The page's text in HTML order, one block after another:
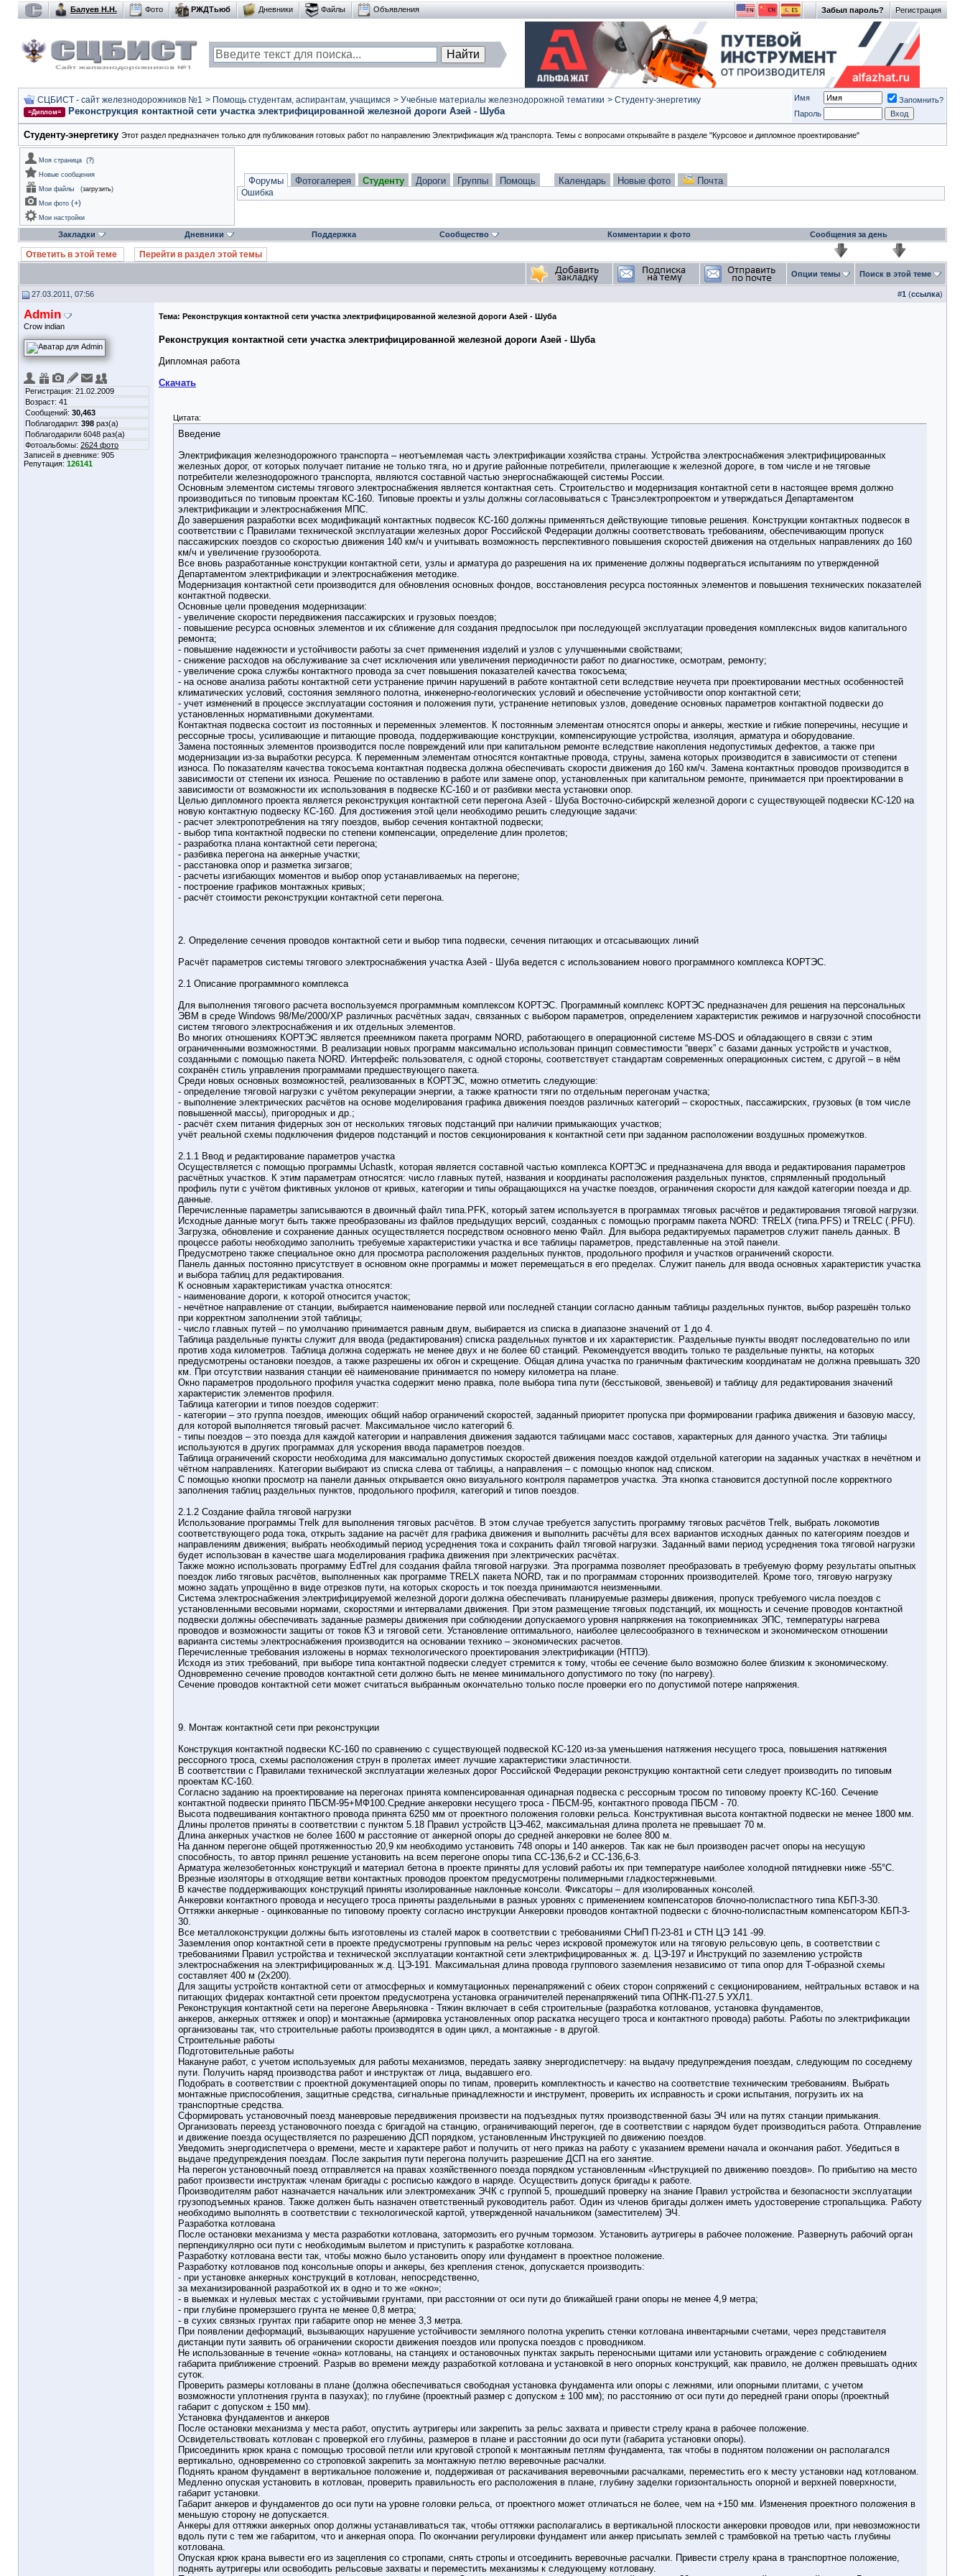
Регистрация
Забыл пароль?
Балуев Н.Н. Фото РЖДТьюб Дневники Файлы Объявления
СЦБИСТ - сайт железнодорожников №1 > Помощь студентам, аспирантам, учащимся > Учебные материалы железнодорожной тематики > Студенту-энергетику
=Диплом= Реконструкция контактной сети участка электрифицированной железной дороги Азей - Шуба
Имя
Запомнить?
Пароль
Студенту-энергетику Этот раздел предназначен только для публикования готовых работ по направлению Электрификация ж/д транспорта. Темы с вопросами открывайте в разделе "Курсовое и дипломное проектирование"
Моя страница (?)
Новые сообщения
Мои файлы
(загрузить)
Мои фото (+)
Мои настройки
Форумы Фотогалерея Студенту Дороги Группы Помощь Календарь Новые фото Почта
Ошибка
Закладки Дневники Поддержка Сообщество Комментарии к фото Сообщения за день
Ответить в этой теме Перейти в раздел этой темы
Опции темы Поиск в этой теме
27.03.2011, 07:56 #1 (ссылка)
Admin
Crow indian
Регистрация: 21.02.2009
Возраст: 41
Сообщений: 30,463
Поблагодарил: 398 раз(а)
Поблагодарили 6048 раз(а)
Фотоальбомы: 2624 фото
Записей в дневнике: 905
Репутация: 126141
Тема: Реконструкция контактной сети участка электрифицированной железной дороги Азей - Шуба
Реконструкция контактной сети участка электрифицированной железной дороги Азей - Шуба
Дипломная работа
Скачать
Цитата:
Введение
Электрификация железнодорожного транспорта – неотъемлемая часть электрификации хозяйства страны. Устройства электроснабжения электрифицированных
железных дорог, от которых получает питание не только тяга, но и другие районные потребители, прилегающие к железной дороге, в том числе и не тяговые
потребители железнодорожного транспорта, являются составной частью энергоснабжающей системы России.
Основным элементом системы тягового электроснабжения является контактная сеть. Строительство и модернизация контактной сети в настоящее время должно
производиться по типовым проектам КС-160. Типовые проекты и узлы должны согласовываться с Трансэлектропроектом и утверждаться Департаментом
электрификации и электроснабжения МПС.
До завершения разработки всех модификаций контактных подвесок КС-160 должны применяться действующие типовые решения. Конструкции контактных подвесок в
соответствии с Правилами технической эксплуатации железных дорог Российской Федерации должны соответствовать требованиям, обеспечивающим пропуск
пассажирских поездов со скоростью движения 140 км/ч и учитывать возможность перспективного повышения скоростей движения на отдельных направлениях до 160
км/ч и увеличение грузооборота.
Все вновь разработанные конструкции контактной сети, узлы и арматура до разрешения на их применение должны подвергаться испытаниям по утвержденной
Департаментом электрификации и электроснабжения методике.
Модернизация контактной сети производится для обновления основных фондов, восстановления ресурса постоянных элементов и повышения технических показателей
контактной подвески.
Основные цели проведения модернизации:
- увеличение скорости передвижения пассажирских и грузовых поездов;
- повышение ресурса основных элементов и их сближение для создания предпосылок при последующей эксплуатации проведения комплексных видов капитального
ремонта;
- повышение надежности и устойчивости работы за счет применения изделий и узлов с улучшенными свойствами;
- снижение расходов на обслуживание за счет исключения или увеличения периодичности работ по диагностике, осмотрам, ремонту;
- увеличение срока службы контактного провода за счет повышения показателей качества токосъема;
- на основе анализа работы контактной сети устранение причин нарушений в работе контактной сети вследствие неучета при проектировании местных особенностей
климатических условий, состояния земляного полотна, инженерно-геологических условий и обеспечение устойчивости опор контактной сети;
- учет изменений в процессе эксплуатации состояния и положения пути, устранение нетиповых узлов, доведение основных параметров контактной подвески до
установленных нормативными документами.
Контактная подвеска состоит из постоянных и переменных элементов. К постоянным элементам относятся опоры и анкеры, жесткие и гибкие поперечины, несущие и
рессорные тросы, усиливающие и питающие провода, поддерживающие конструкции, компенсирующие устройства, изоляция, арматура и оборудование.
Замена постоянных элементов производится после повреждений или при капитальном ремонте вследствие накопления недопустимых дефектов, а также при
модернизации из-за выработки ресурса. К переменным элементам относятся контактные провода, струны, замена которых производится в зависимости от степени
износа. По показателям качества токосъема контактная подвеска должна обеспечивать скорости движения до 160 км/ч. Замена контактных проводов производится в
зависимости от степени их износа. Решение по оставлению в работе или замене опор, установленных при капитальном ремонте, принимается при проектировании в
зависимости от возможности их использования в подвеске КС-160 и от разбивки места установки опор.
Целью дипломного проекта является реконструкция контактной сети перегона Азей - Шуба Восточно-сибирскрй железной дороги с существующей подвески КС-120 на
новую контактную подвеску КС-160. Для достижения этой цели необходимо решить следующие задачи:
- расчет электропотребления на тягу поездов, выбор сечения контактной подвески;
- выбор типа контактной подвески по степени компенсации, определение длин пролетов;
- разработка плана контактной сети перегона;
- разбивка перегона на анкерные участки;
- расстановка опор и разметка зигзагов;
- расчеты изгибающих моментов и выбор опор устанавливаемых на перегоне;
- построение графиков монтажных кривых;
- расчёт стоимости реконструкции контактной сети перегона.
2. Определение сечения проводов контактной сети и выбор типа подвески, сечения питающих и отсасывающих линий
Расчёт параметров системы тягового электроснабжения участка Азей - Шуба ведется с использованием нового программного комплекса КОРТЭС.
2.1 Описание программного комплекса
Для выполнения тягового расчета воспользуемся программным комплексом КОРТЭС. Программный комплекс КОРТЭС предназначен для решения на персональных
ЭВМ в среде Windows 98/Me/2000/XP различных расчётных задач, связанных с выбором параметров, определением характеристик режимов и нагрузочной способности
систем тягового электроснабжения и их отдельных элементов.
Во многих отношениях КОРТЭС является преемником пакета программ NORD, работающего в операционной системе MS-DOS и обладающего в связи с этим
ограниченными возможностями. В реализации новых программ максимально использован принцип совместимости “вверх” с базами данных устройств и участков,
созданными с помощью пакета NORD. Интерфейс пользователя, с одной стороны, соответствует стандартам современных операционных систем, с другой – в нём
сохранён стиль управления программами предшествующего пакета.
Среди новых основных возможностей, реализованных в КОРТЭС, можно отметить следующие:
- определение тяговой нагрузки с учётом рекуперации энергии, а также кратности тяги по отдельным перегонам участка;
- выполнение электрических расчётов на основе моделирования графика движения поездов различных категорий – скоростных, пассажирских, грузовых (в том числе
повышенной массы), пригородных и др.;
- расчёт схем питания фидерных зон от нескольких тяговых подстанций при наличии примыкающих участков;
учёт реальной схемы подключения фидеров подстанций и постов секционирования к контактной сети при заданном расположении воздушных промежутков.
2.1.1 Ввод и редактирование параметров участка
Осуществляется с помощью программы Uchastk, которая является составной частью комплекса КОРТЭС и предназначена для ввода и редактирования параметров
расчётных участков. К этим параметрам относятся: число главных путей, названия и координаты расположения раздельных пунктов, спрямленный продольный
профиль пути с учётом фиктивных уклонов от кривых, категории и типы обращающихся на участке поездов, ограничения скорости для каждой категории поезда и др.
данные.
Перечисленные параметры записываются в двоичный файл типа.PFK, который затем используется в программах тяговых расчётов и редактирования тяговой нагрузки.
Исходные данные могут быть также преобразованы из файлов предыдущих версий, созданных с помощью программ пакета NORD: TRELX (типа.PFS) и TRELC (.PFU).
Загрузка, обновление и сохранение данных осуществляется посредством основного меню Файл. Для выбора редактируемых параметров служит панель данных. В
процессе работы необходимо заполнить требуемые характеристики участка и все таблицы параметров, представленные на этой панели.
Предусмотрено также специальное окно для просмотра расположения раздельных пунктов, продольного профиля и участков ограничений скорости.
Панель данных постоянно присутствует в основном окне программы и может перемещаться в его пределах. Служит панель для ввода основных характеристик участка
и выбора таблиц для редактирования.
К основным характеристикам участка относятся:
- наименование дороги, к которой относится участок;
- нечётное направление от станции, выбирается наименование первой или последней станции согласно данным таблицы раздельных пунктов, выбор разрешён только
при корректном заполнении этой таблицы;
- число главных путей – по умолчанию принимается равным двум, выбирается из списка в диапазоне значений от 1 до 4.
Таблица раздельные пункты служит для ввода (редактирования) списка раздельных пунктов и их характеристик. Раздельные пункты вводят последовательно по или
против хода километров. Таблица должна содержать не менее двух и не более 60 станций. Рекомендуется вводить только те раздельные пункты, на которых
предусмотрены остановки поездов, а также разрешены их обгон и скрещение. Общая длина участка по граничным фактическим координатам не должна превышать 320
км. При отсутствии названия станции её наименование принимается по номеру километра на плане.
Окно параметров продольного профиля участка содержит меню правка, поле выбора типа пути (бесстыковой, звеньевой) и таблицу для редактирования значений
характеристик элементов профиля.
Таблица категории и типов поездов содержит:
- категории – это группа поездов, имеющих общий набор ограничений скоростей, заданный приоритет пропуска при формировании графика движения и базовую массу,
для которой выполняется тяговый расчет. Максимальное число категорий 6.
- типы поездов – это поезда для каждой категории и направления движения задаются таблицами масс составов, характерных для данного участка. Эти таблицы
используются в других программах для ускорения ввода параметров поездов.
Таблица ограничений скорости необходима для максимально допустимых скоростей движения поездов каждой отдельной категории на заданных участках в нечётном и
чётном направлениях. Категории выбирают из списка слева от таблицы, а направления – с помощью кнопок над списком.
С помощью кнопки просмотр на панели данных открывается окно визуального контроля параметров участка. Эта кнопка становится доступной после корректного
заполнения таблиц раздельных пунктов, продольного профиля, категорий и типов поездов.
2.1.2 Создание файла тяговой нагрузки
Использование программы Trelk для выполнения тяговых расчётов. В этом случае требуется запустить программу тяговых расчётов Trelk, выбрать локомотив
соответствующего рода тока, открыть задание на расчёт для графика движения и выполнить расчёты для всех вариантов исходных данных по категориям поездов и
направлениям движения; выбрать необходимый период усреднения тока и сохранить файл тяговой нагрузки. Заданный вами период усреднения тока тяговой нагрузки
будет использован в качестве шага моделирования графика движения при электрических расчётах.
Также можно использовать программу EdTrel для создания файла тяговой нагрузки. Эта программа позволяет преобразовать в требуемую форму результаты опытных
поездок либо тяговых расчётов, выполненных как программе TRELX пакета NORD, так и по программам сторонних производителей. Кроме того, тяговую нагрузку
можно задать упрощённо в виде отрезков пути, на которых скорость и ток поезда принимаются неизменными.
Система электроснабжения электрифицируемой железной дороги должна обеспечивать планируемые размеры движения, пропуск требуемого числа поездов с
установленными весовыми нормами, скоростями и интервалами движения. При этом размещение тяговых подстанций, их мощность и сечение проводов контактной
подвески должны обеспечивать заданные размеры движения при соблюдении допускаемого уровня напряжения на токоприемниках ЭПС, температуры нагрева
проводов и возможности защиты от токов КЗ и тяговой сети. Установление оптимального, наиболее целесообразного в техническом и экономическом отношении
варианта системы электроснабжения производится на основании технико – экономических расчетов.
Перечисленные требования изложены в нормах технологического проектирования электрификации (НТПЭ).
Исходя из этих требований, при выборе типа контактной подвески следует стремится к тому, чтобы ее сечение было возможно более близким к экономическому.
Одновременно сечение проводов контактной сети должно быть не менее минимального допустимого по току (по нагреву).
Сечение проводов контактной сети может считаться выбранным окончательно только после проверки его по допустимой потере напряжения.
9. Монтаж контактной сети при реконструкции
Конструкция контактной подвески КС-160 по сравнению с существующей подвеской КС-120 из-за уменьшения натяжения несущего троса, повышения натяжения
рессорного троса, схемы расположения струн в пролетах имеет лучшие характеристики эластичности.
В соответствии с Правилами технической эксплуатации железных дорог Российской Федерации реконструкцию контактной сети следует производить по типовым
проектам КС-160.
Согласно заданию на проектирование на перегонах принята компенсированная одинарная подвеска с рессорным тросом по типовому проекту КС-160. Сечение
контактной подвески принято ПБСМ-95+МФ100.Средние анкеровки несущего троса - ПБСМ-95, контактного провода ПБСМ - 70.
Высота подвешивания контактного провода принята 6250 мм от проектного положения головки рельса. Конструктивная высота контактной подвески не менее 1800 мм.
Длины пролетов приняты в соответствии с пунктом 5.18 Правил устройств ЦЭ-462, максимальная длина пролета не превышает 70 м.
Длина анкерных участков не более 1600 м расстояние от анкерной опоры до средней анкеровки не более 800 м.
На данном перегоне общей протяженностью 20,9 км необходимо установить 748 опоры и 140 анкеров. Так как не был производен расчет опоры на несущую
способность, то автор принял решение установить на всем перегоне опоры типа СС-136,6-2 и СС-136,6-3.
Арматура железобетонных конструкций и материал бетона в проекте приняты для условий работы их при температуре наиболее холодной пятидневки ниже -55°С.
Врезные изоляторы в отходящие ветви контактных проводов проектом предусмотрены полимерными гладкостержневыми.
В качестве поддерживающих конструкций приняты изолированные наклонные консоли. Фиксаторы – для изолированных консолей.
Анкеровки контактного провода и несущего троса приняты раздельными в разных уровнях с применением компенсаторов блочно-полиспастного типа КБП-3-30.
Оттяжки анкерные - оцинкованные по типовому проекту согласно инструкции Анкеровки проводов контактной подвески с блочно-полиспастным компенсатором КБП-3-
30.
Все металлоконструкции должны быть изготовлены из сталей марок в соответствии с требованиями СНиП П-23-81 и СТН ЦЭ 141 -99.
Заземления опор контактной сети в проекте предусмотрены групповым на рельс через искровой промежуток или на тяговую рельсовую цепь, в соответствии с
требованиями Правил устройства и технической эксплуатации контактной сети электрифицированных ж. д. ЦЭ-197 и Инструкций по заземлению устройств
электроснабжения на электрифицированных ж.д. ЦЭ-191. Максимальная длина провода группового заземления независимо от типа опор для Т-образной схемы
составляет 400 м (2х200).
Для защиты устройств контактной сети от атмосферных и коммутационных перенапряжений с обеих сторон сопряжений с секционированием, нейтральных вставок и на
питающих фидерах контактной сети проектом предусмотрена установка ограничителей перенапряжений типа ОПНК-П1-27.5 УХЛ1.
Реконструкция контактной сети на перегоне Аверьяновка - Тяжин включает в себя строительные (разработка котлованов, установка фундаментов,
анкеров, анкерных оттяжек и опор) и монтажные (армировка установленных опор раскатка несущего троса и контактного провода) работы. Работы по электрификации
организованы так, что строительные работы производятся в один цикл, а монтажные - в другой.
Строительные работы
Подготовительные работы
Накануне работ, с учетом используемых для работы механизмов, передать заявку энергодиспетчеру: на выдачу предупреждения поездам, следующим по соседнему
пути. Получить наряд производства работ и инструктаж от лица, выдавшего его.
Подобрать в соответствии с проектной документацией опоры по типам, проверить комплектность и качество на соответствие техническим требованиям. Выбрать
монтажные приспособления, защитные средства, сигнальные принадлежности и инструмент, проверить их исправность и сроки испытания, погрузить их на
транспортные средства.
Сформировать установочный поезд маневровые передвижения произвести на подъездных путях производственной базы ЭЧ или на путях станции примыкания.
Организовать переезд установочного поезда с бригадой на станцию, ограничивающий перегон, где в соответствии с нарядом будет производиться работа. Отправление
и движение поезда осуществляется по разрешению ДСП порядком, установленным Инструкцией по движению поездов.
Уведомить энергодиспетчера о времени, месте и характере работ и получить от него приказ на работу с указанием времени начала и окончания работ. Убедиться в
выдаче предупреждения поездам. После закрытия пути перегона получить разрешение ДСП на его занятие.
На перегон установочный поезд отправляется на правах хозяйственного поезда порядком установленным «Инструкцией по движению поездов». По прибытию на место
работ произвести инструктаж членам бригады с росписью каждого в наряде. Осуществить допуск бригады к работе.
Производителям работ назначается начальник или электромеханик ЭЧК с группой 5, прошедший проверку на знание Правил устройства и безопасности эксплуатации
грузоподъемных кранов. Также должен быть назначен ответственный руководитель работ. Один из членов бригады должен иметь удостоверение стропальщика. Работу
необходимо выполнять в соответствии с технологической картой, утвержденной начальником (заместителем) ЭЧ.
Разработка котлована
После остановки механизма у места разработки котлована, затормозить его ручным тормозом. Установить аутригеры в рабочее положение. Развернуть рабочий орган
перпендикулярно оси пути с необходимым вылетом и приступить к разработке котлована.
Разработку котлована вести так, чтобы можно было установить опору или фундамент в проектное положение.
Разработку котлованов под консольные опоры и анкеры, без крепления стенок, допускается производить:
- при установке анкерных конструкций в котлован, непосредственно,
за механизированной разработкой их в одно и то же «окно»;
- в выемках и нулевых местах с устойчивыми грунтами, при расстоянии от оси пути до ближайшей грани опоры не менее 4,9 метра;
- при глубине промерзшего грунта не менее 0,8 метра;
- в сухих связных грунтах при габарите опор не менее 3,3 метра.
При появлении деформаций, вызывающих нарушение устойчивости земляного полотна укрепить стенки котлована инвентарными счетами, через представителя
дистанции пути заявить об ограничении скорости движения поездов или пропуска поездов с проводником.
Не использованные в течение «окна» котлованы, на станциях и остановочных пунктах закрыть переносными щитами или установить ограждение с соблюдением
габарита приближение строений. Разрыв во времени между разработкой котлована и установкой в него опорных конструкций, как правило, не должен превышать одних
суток.
Проверить размеры котлованы в плане (должна обеспечиваться свободная установка фундамента или опоры с лежнями, или опорными плитами, с учетом
возможности уплотнения грунта в пазухах); по глубине (проектный размер с допуском ± 100 мм); по расстоянию от оси пути до передней грани опоры (проектный
габарит с допуском ± 150 мм).
Установка фундаментов и анкеров
После остановки механизма у места работ, опустить аутригеры или закрепить за рельс захвата и привести стрелу крана в рабочее положение.
Освидетельствовать котлован с проверкой его глубины, размеров в плане и расстоянии до оси пути (габарита установки опоры).
Присоединить крюк крана с помощью тросовой петли или круговой стропой к монтажным петлям фундамента, так чтобы в поднятом положении он располагался
вертикально, одновременно со строповкой закрепить за монтажную петлю веревочные расчалки.
Поднять краном фундамент в вертикальное положение и, поддерживая от раскачивания веревочными расчалками, переместить его к месту установки над котлованом.
Медленно опуская установить в котлован, проверить правильность его расположения в плане, глубину заделки горизонтальность опорной и верхней поверхности,
габарит установки.
Габарит анкеров и фундаментов до оси пути на уровне головки рельса, от проектного может отличаться не более, чем на +150 мм. Изменения проектного положения в
меньшую сторону не допускается.
Анкеры для оттяжки анкерных опор должны устанавливаться так, чтобы оттяжки располагались в вертикальной плоскости анкеровки проводов или, при невозможности
вдоль пути с тем же габаритом, что и анкерная опора. По окончании регулировки фундамент или анкер присыпать землей с трамбовкой на третью часть глубины
котлована.
Опуская крюк крана вывести его из зацепления со стропами, снять стропы и отсоединить веревочные расчалки. Привести стрелу крана в транспортное положение,
поднять аутригеры или освободить рельсовые захваты и переместить механизмы к следующему котловану.